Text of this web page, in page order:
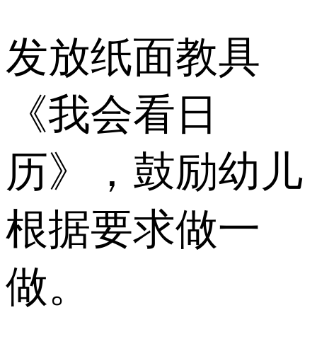
发放纸面教具
《我会看日
历》，鼓励幼儿
根据要求做一
做。